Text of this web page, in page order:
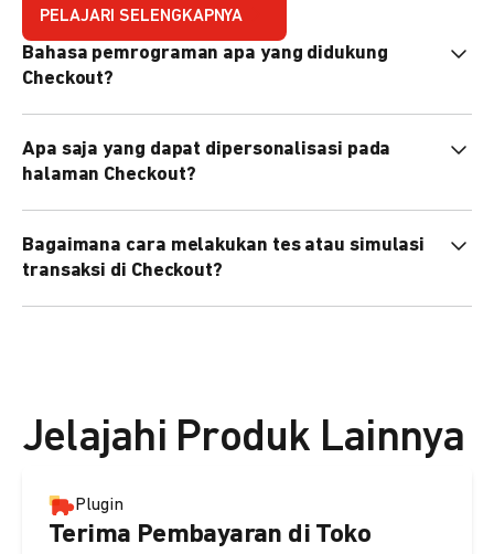
PELAJARI SELENGKAPNYA
Bahasa pemrograman apa yang didukung
Checkout?
PHP, Node.js, Go, dll).
Apa saja yang dapat dipersonalisasi pada
halaman Checkout?
preferensi bahasa, dan urutan metode pembayaran sesuai
kebutuhan brand Anda.
Bagaimana cara melakukan tes atau simulasi
transaksi di Checkout?
Jelajahi Produk Lainnya
Plugin
Terima Pembayaran di Toko